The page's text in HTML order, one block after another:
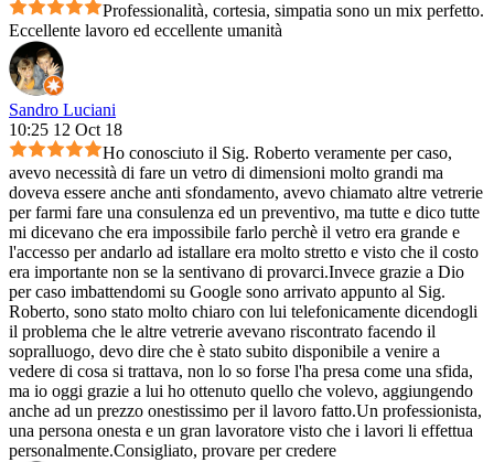
Professionalità, cortesia, simpatia sono un mix perfetto.
Eccellente lavoro ed eccellente umanità
Sandro Luciani
10:25 12 Oct 18
Ho conosciuto il Sig. Roberto veramente per caso,
avevo necessità di fare un vetro di dimensioni molto grandi ma
doveva essere anche anti sfondamento, avevo chiamato altre vetrerie
per farmi fare una consulenza ed un preventivo, ma tutte e dico tutte
mi dicevano che era impossibile farlo perchè il vetro era grande e
l'accesso per andarlo ad istallare era molto stretto e visto che il costo
era importante non se la sentivano di provarci.Invece grazie a Dio
per caso imbattendomi su Google sono arrivato appunto al Sig.
Roberto, sono stato molto chiaro con lui telefonicamente dicendogli
il problema che le altre vetrerie avevano riscontrato facendo il
sopralluogo, devo dire che è stato subito disponibile a venire a
vedere di cosa si trattava, non lo so forse l'ha presa come una sfida,
ma io oggi grazie a lui ho ottenuto quello che volevo, aggiungendo
anche ad un prezzo onestissimo per il lavoro fatto.Un professionista,
una persona onesta e un gran lavoratore visto che i lavori li effettua
personalmente.Consigliato, provare per credere